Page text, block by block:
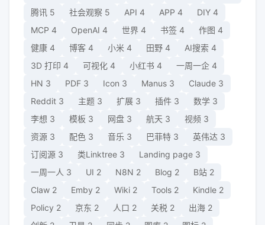
腾讯 5 社会观察 5 API 4 APP 4 DIY 4
MCP 4 OpenAI 4 世界 4 书签 4 作图 4
健康 4 博客 4 小米 4 田野 4 AI搜索 4
3D 打印 4 可视化 4 小红书 4 一周一企 4
HN 3 PDF 3 Icon 3 Manus 3 Claude 3
Reddit 3 主题 3 扩展 3 插件 3 数学 3
李想 3 模板 3 网盘 3 航天 3 视频 3
资源 3 配色 3 音乐 3 巴菲特 3 英伟达 3
订阅源 3 类Linktree 3 Landing page 3
一周一人 3 UI 2 N8N 2 Blog 2 B站 2
Claw 2 Emby 2 Wiki 2 Tools 2 Kindle 2
Policy 2 京东 2 人口 2 关税 2 出海 2